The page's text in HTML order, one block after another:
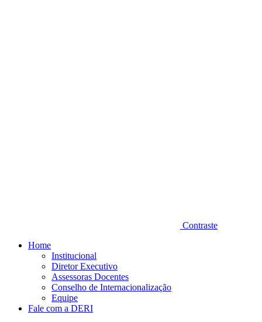
Contraste
Home
Institucional
Diretor Executivo
Assessoras Docentes
Conselho de Internacionalização
Equipe
Fale com a DERI